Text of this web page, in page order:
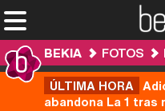
BEKIA FOTOS
ÚLTIMA HORA
abandona La 1 tras